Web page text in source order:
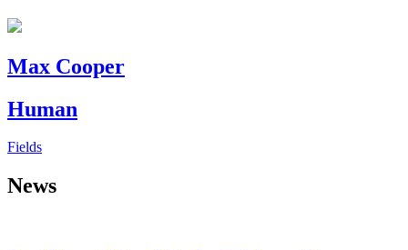
Max Cooper
Human
Fields
News